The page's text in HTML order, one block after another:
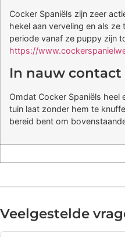
Cocker Spaniëls zijn zeer
hekel aan verveling en als
periode vanaf ze puppy zijn
https://
In nauw
Omdat Cocker Spaniëls heel
tuin laat zonder hem te
bereid bent om
Veelgestelde